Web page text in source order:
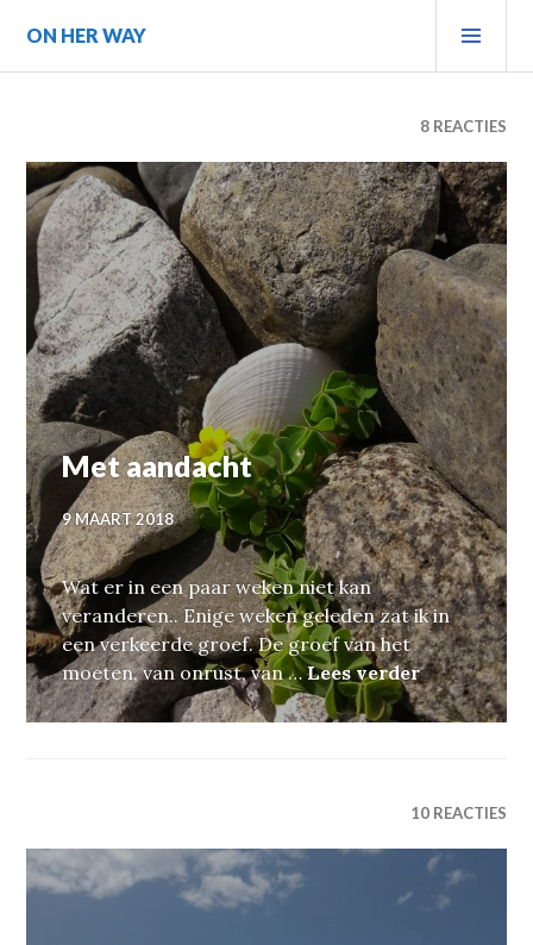
naar
inhoud
ON HER WAY
8 REACTIES
Met aandacht
9 MAART 2018
Wat er in een paar weken niet kan
veranderen.. Enige weken geleden zat ik in
een verkeerde groef. De groef van het
moeten, van onrust, van …Lees verderMet
10 REACTIES